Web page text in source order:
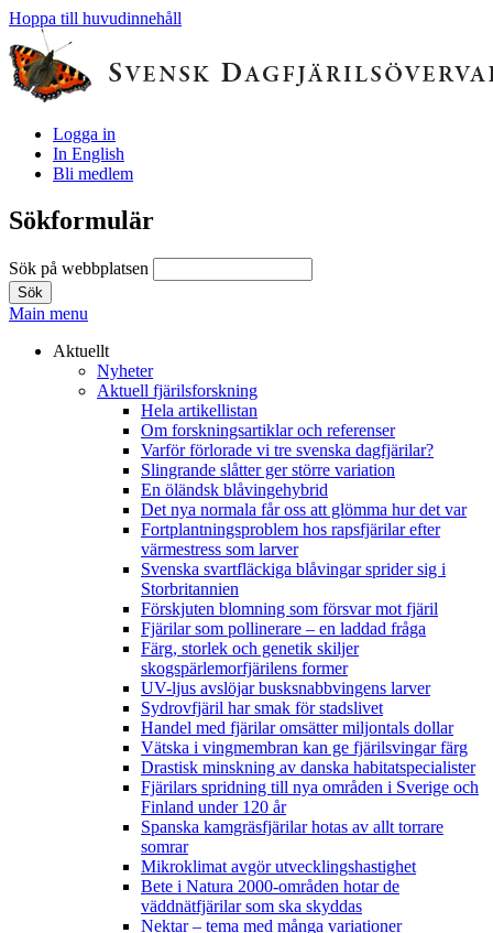
Hoppa till huvudinnehåll
Logga in
In English
Bli medlem
Sökformulär
Sök på webbplatsen
Main menu
Aktuellt
Nyheter
Aktuell fjärilsforskning
Hela artikellistan
Om forskningsartiklar och referenser
Varför förlorade vi tre svenska dagfjärilar?
Slingrande slåtter ger större variation
En öländsk blåvingehybrid
Det nya normala får oss att glömma hur det var
Fortplantningsproblem hos rapsfjärilar efter
värmestress som larver
Svenska svartfläckiga blåvingar sprider sig i
Storbritannien
Förskjuten blomning som försvar mot fjäril
Fjärilar som pollinerare – en laddad fråga
Färg, storlek och genetik skiljer
skogspärlemorfjärilens former
UV-ljus avslöjar busksnabbvingens larver
Sydrovfjäril har smak för stadslivet
Handel med fjärilar omsätter miljontals dollar
Vätska i vingmembran kan ge fjärilsvingar färg
Drastisk minskning av danska habitatspecialister
Fjärilars spridning till nya områden i Sverige och
Finland under 120 år
Spanska kamgräsfjärilar hotas av allt torrare
somrar
Mikroklimat avgör utvecklingshastighet
Bete i Natura 2000-områden hotar de
väddnätfjärilar som ska skyddas
Nektar – tema med många variationer